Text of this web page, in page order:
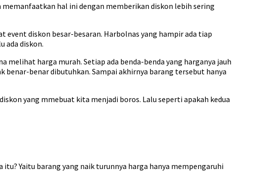
memanfaatkan hal ini dengan memberikan diskon lebih sering
diskon besar-besaran. Harbolnas yang hampir ada tiap
ada diskon.
melihat harga murah. Setiap ada benda-benda yang harganya jauh
benar dibutuhkan. Sampai akhirnya barang tersebut hanya
yang mmebuat kita menjadi boros. Lalu seperti apakah kedua
Yaitu barang yang naik turunnya harga hanya mempengaruhi